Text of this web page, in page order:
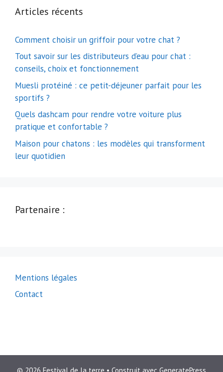
Articles récents
Comment choisir un griffoir pour votre chat ?
Tout savoir sur les distributeurs d’eau pour chat :
conseils, choix et fonctionnement
Muesli protéiné : ce petit-déjeuner parfait pour les
sportifs ?
Quels dashcam pour rendre votre voiture plus
pratique et confortable ?
Maison pour chatons : les modèles qui transforment
leur quotidien
Partenaire :
Mentions légales
Contact